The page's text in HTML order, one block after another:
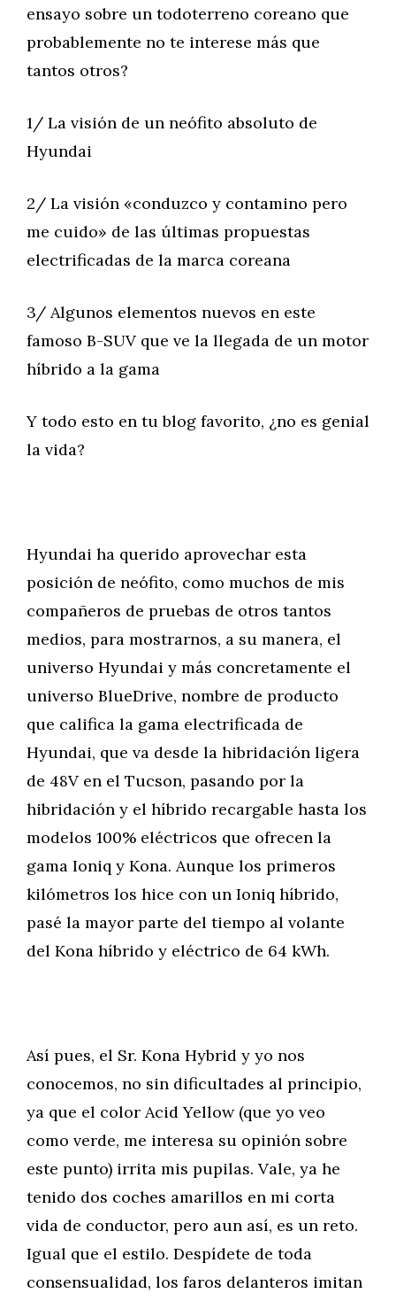
ensayo sobre un todoterreno coreano que
probablemente no te interese más que
tantos otros?
1/ La visión de un neófito absoluto de
Hyundai
2/ La visión «conduzco y contamino pero
me cuido» de las últimas propuestas
electrificadas de la marca coreana
3/ Algunos elementos nuevos en este
famoso B-SUV que ve la llegada de un motor
híbrido a la gama
Y todo esto en tu blog favorito, ¿no es genial
la vida?
Hyundai ha querido aprovechar esta
posición de neófito, como muchos de mis
compañeros de pruebas de otros tantos
medios, para mostrarnos, a su manera, el
universo Hyundai y más concretamente el
universo BlueDrive, nombre de producto
que califica la gama electrificada de
Hyundai, que va desde la hibridación ligera
de 48V en el Tucson, pasando por la
hibridación y el híbrido recargable hasta los
modelos 100% eléctricos que ofrecen la
gama Ioniq y Kona. Aunque los primeros
kilómetros los hice con un Ioniq híbrido,
pasé la mayor parte del tiempo al volante
del Kona híbrido y eléctrico de 64 kWh.
Así pues, el Sr. Kona Hybrid y yo nos
conocemos, no sin dificultades al principio,
ya que el color Acid Yellow (que yo veo
como verde, me interesa su opinión sobre
este punto) irrita mis pupilas. Vale, ya he
tenido dos coches amarillos en mi corta
vida de conductor, pero aun así, es un reto.
Igual que el estilo. Despídete de toda
consensualidad, los faros delanteros imitan